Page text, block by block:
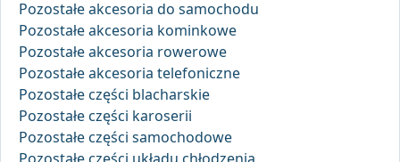
Pozostałe akcesoria do samochodu
Pozostałe akcesoria kominkowe
Pozostałe akcesoria rowerowe
Pozostałe akcesoria telefoniczne
Pozostałe części blacharskie
Pozostałe części karoserii
Pozostałe części samochodowe